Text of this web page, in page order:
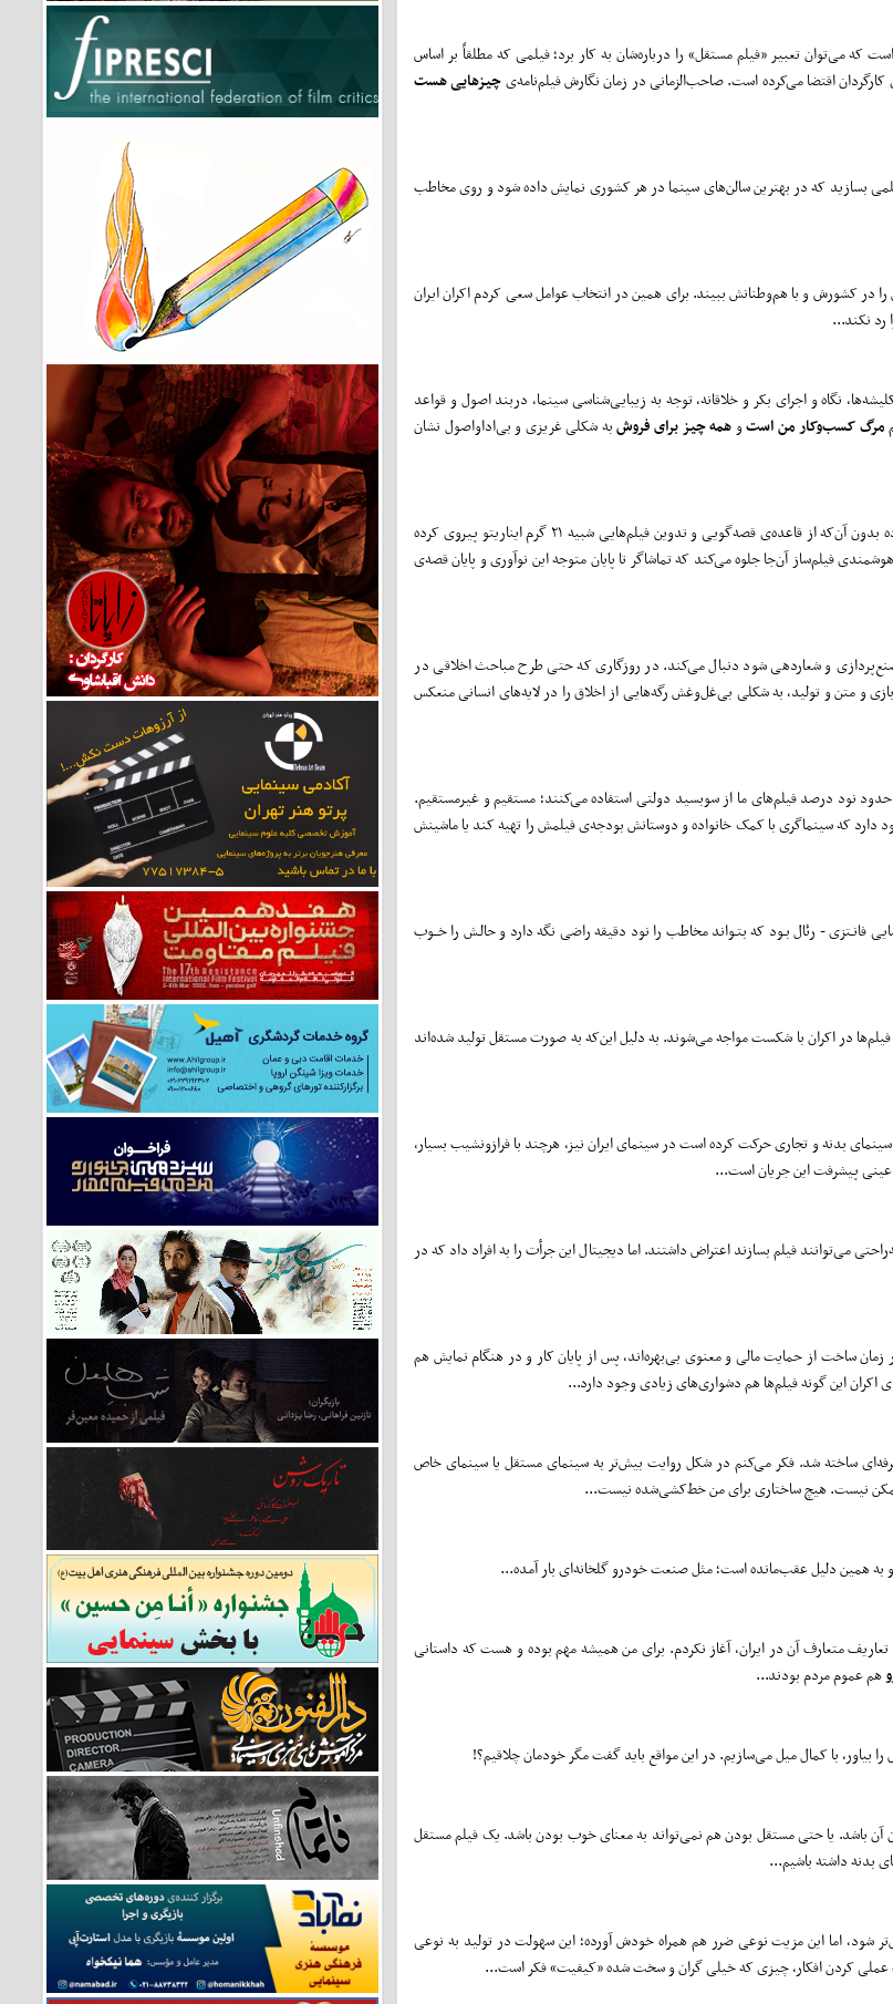
که می‌توان تعبیر «فیلم مستقل» را درباره‌شان به کار برد؛ فیلمی که مطلقاً بر اساس
اقتضا می‌کرده است. صاحب‌الزمانی در زمان نگارش فیلم‌نامه‌یچیزهایی هست
بسازید که در بهترین سالن‌های سینما در هر کشوری نمایش داده شود و روی مخاطب
در کشورش و با هم‌وطنانش ببیند. برای همین در انتخاب عوامل سعی کردم اکران ایران
رد نکند...
نگاه و اجرای بکر و خلاقانه، توجه به زیبایی‌شناسی سینما، دربند اصول و قواعد
مرگ کسبوکار من استو همه چیز برای فروشبه شکلی غریزی و بی‌اداواصول نشان
سجاد آوینی در این اولین تجربه‌ی بلند سینمایی‌اش (چشم‌های تقریباً نگران) تلاش کرده بدون آن‌که از قاعده‌ی قصه‌‌گویی و تدوین فیلم‌هایی شبیه ۲۱ گرم ایناریتو پیروی کرده
فیلم‌ساز آن‌جا جلوه می‌کند که تماشاگر تا پایان متوجه این نوآوری و پایان قصه‌ی
تصنع‌پردازی و شعاردهی شود دنبال می‌کند. در روزگاری که حتی طرح مباحث اخلاقی در
و متن و تولید، به شکلی بی‌غل‌وغش رگه‌هایی از اخلاق را در لایه‌های انسانی منعکس
نود درصد فیلم‌های ما از سوبسید دولتی استفاده می‌کنند؛ مستقیم و غیرمستقیم.
که سینماگری با کمک خانواده و دوستانش بودجه‌ی فیلمش را تهیه کند یا ماشینش
فانـتزی - رئال بـود که بتـواند مخاطب را نود دقیقه راضی نگه دارد و حالـش را خــوب
در اکران با شکست مواجه می‌شوند. به دلیل این‌که به صورت مستقل تولید شده‌اند
بدنه و تجاری حرکت کرده است در سینمای ایران نیز، هرچند با فرازونشیب بسیار،
عینی پیشرفت این جریان است...
می‌توانند فیلم بسازند اعتراض داشتند. اما دیجیتال این جرأت را به افراد داد که در
زمان ساخت از حمایت مالی و معنوی بی‌بهره‌اند، پس از پایان کار و در هنگام نمایش هم
این گونه فیلم‌ها هم دشواری‌های زیادی وجود دارد...
ساخته شد. فکر می‌کنم در شکل روایت بیش‌تر به سینمای مستقل یا سینمای خاص
ممکن نیست. هیچ ساختاری برای من خط‌کشی‌شده نیست...
همین دلیل عقب‌مانده است؛ مثل صنعت خودرو گلخانه‌ای بار آمده...
متعارف آن در ایران، آغاز نکردم. برای من همیشه مهم بوده و هست که داستانی
هم عموم مردم بودند...
بیاور، با کمال میل می‌سازیم. در این مواقع باید گفت مگر خودمان چلاقیم؟!
آن باشد. یا حتی مستقل بودن هم نمی‌تواند به معنای خوب بودن باشد. یک فیلم مستقل
بدنه داشته باشیم...
شود، اما این مزیت نوعی ضرر هم همراه خودش آورده؛ این سهولت در تولید به‌ نوعی
کردن افکار، چیزی که خیلی گران و سخت شده «کیفیت» فکر است...